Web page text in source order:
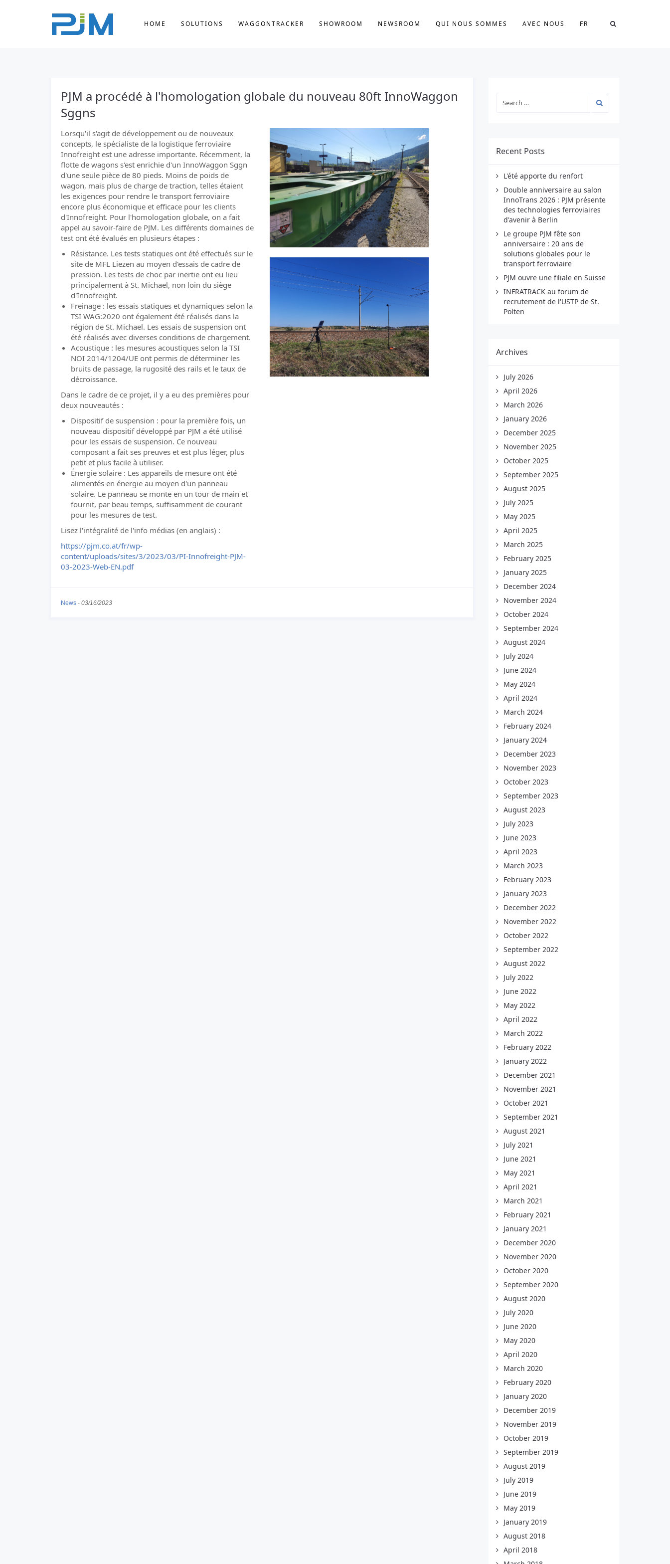
HOME SOLUTIONS WAGGONTRACKER SHOWROOM NEWSROOM QUI NOUS SOMMES AVEC NOUS FR
PJM a procédé à l'homologation globale du nouveau 80ft InnoWaggon
Sggns
Lorsqu'il s'agit de développement ou de nouveaux
concepts, le spécialiste de la logistique ferroviaire
Innofreight est une adresse importante. Récemment, la
flotte de wagons s'est enrichie d'un InnoWaggon Sggn
d'une seule pièce de 80 pieds. Moins de poids de
wagon, mais plus de charge de traction, telles étaient
les exigences pour rendre le transport ferroviaire
encore plus économique et efficace pour les clients
d'Innofreight. Pour l'homologation globale, on a fait
appel au savoir-faire de PJM. Les différents domaines de
test ont été évalués en plusieurs étapes :
Résistance. Les tests statiques ont été effectués sur le
site de MFL Liezen au moyen d'essais de cadre de
pression. Les tests de choc par inertie ont eu lieu
principalement à St. Michael, non loin du siège
d'Innofreight.
Freinage : les essais statiques et dynamiques selon la
TSI WAG:2020 ont également été réalisés dans la
région de St. Michael. Les essais de suspension ont
été réalisés avec diverses conditions de chargement.
Acoustique : les mesures acoustiques selon la TSI
NOI 2014/1204/UE ont permis de déterminer les
bruits de passage, la rugosité des rails et le taux de
décroissance.
Dans le cadre de ce projet, il y a eu des premières pour
deux nouveautés :
Dispositif de suspension : pour la première fois, un
nouveau dispositif développé par PJM a été utilisé
pour les essais de suspension. Ce nouveau
composant a fait ses preuves et est plus léger, plus
petit et plus facile à utiliser.
Énergie solaire : Les appareils de mesure ont été
alimentés en énergie au moyen d'un panneau
solaire. Le panneau se monte en un tour de main et
fournit, par beau temps, suffisamment de courant
pour les mesures de test.
Lisez l'intégralité de l'info médias (en anglais) :
https://pjm.co.at/fr/wp-
content/uploads/sites/3/2023/03/PI-Innofreight-PJM-
03-2023-Web-EN.pdf
News - 03/16/2023
Recent Posts
L'été apporte du renfort
Double anniversaire au salon
InnoTrans 2026 : PJM présente
des technologies ferroviaires
d'avenir à Berlin
Le groupe PJM fête son
anniversaire : 20 ans de
solutions globales pour le
transport ferroviaire
PJM ouvre une filiale en Suisse
INFRATRACK au forum de
recrutement de l'USTP de St.
Pölten
Archives
July 2026
April 2026
March 2026
January 2026
December 2025
November 2025
October 2025
September 2025
August 2025
July 2025
May 2025
April 2025
March 2025
February 2025
January 2025
December 2024
November 2024
October 2024
September 2024
August 2024
July 2024
June 2024
May 2024
April 2024
March 2024
February 2024
January 2024
December 2023
November 2023
October 2023
September 2023
August 2023
July 2023
June 2023
April 2023
March 2023
February 2023
January 2023
December 2022
November 2022
October 2022
September 2022
August 2022
July 2022
June 2022
May 2022
April 2022
March 2022
February 2022
January 2022
December 2021
November 2021
October 2021
September 2021
August 2021
July 2021
June 2021
May 2021
April 2021
March 2021
February 2021
January 2021
December 2020
November 2020
October 2020
September 2020
August 2020
July 2020
June 2020
May 2020
April 2020
March 2020
February 2020
January 2020
December 2019
November 2019
October 2019
September 2019
August 2019
July 2019
June 2019
May 2019
January 2019
August 2018
April 2018